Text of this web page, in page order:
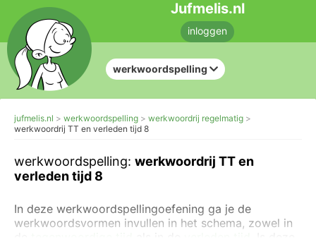
Jufmelis.nl
inloggen
werkwoordspelling
jufmelis.nl werkwoordspelling
werkwoordrij regelmatig
werkwoordrij TT en verleden tijd 8
werkwoordspelling: werkwoordrij TT en
verleden tijd 8
In deze werkwoordspellingoefening ga je de
werkwoordsvormen invullen in het schema, zowel in